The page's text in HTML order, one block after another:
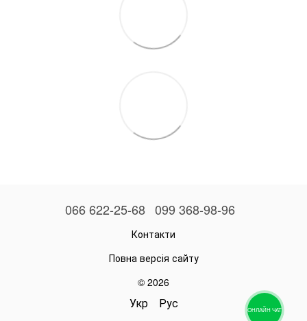
066 622-25-68 099 368-98-96
Контакти
Повна версія сайту
© 2026
Укр Рус ОНЛАЙН ЧАТ